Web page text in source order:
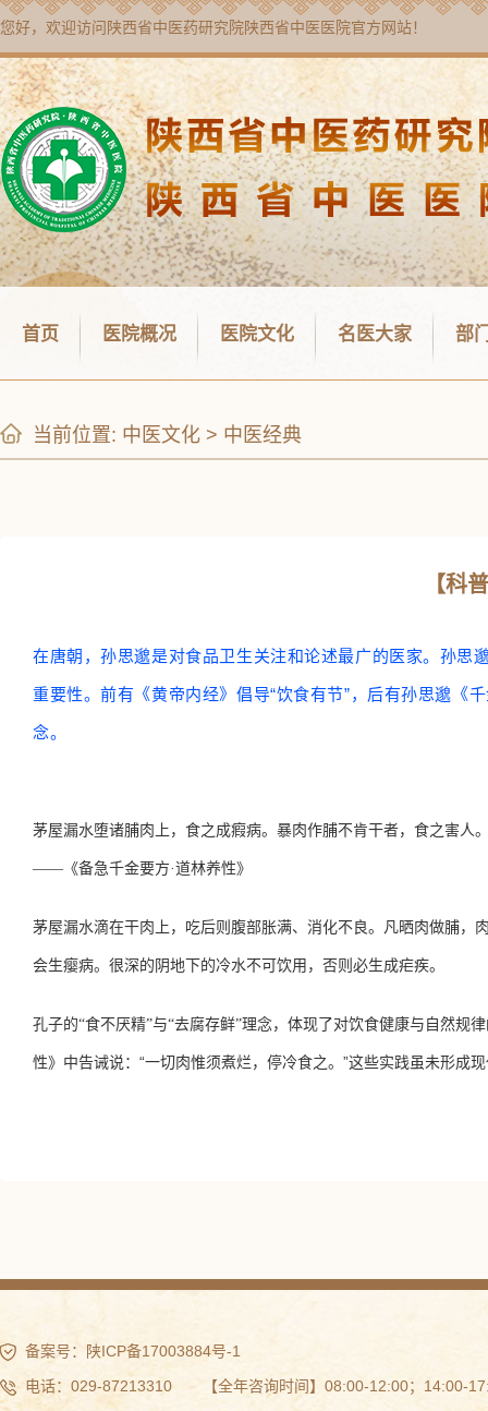
您好，欢迎访问 陕西省中医药研究院陕西省中医医院官方网站！
首页 医院概况 医院文化 名医大家 部
当前位置: 中医文化 > 中医经典
【科
在唐朝，孙思邈是对食品卫生关注和论述最广的医家。孙思
重要性。前有《黄帝内经》倡导“饮食有节”，后有孙思邈《
念。
茅屋漏水堕诸脯肉上，食之成瘕病。暴肉作脯不肯干者，食之害
——《备急千金要方·道林养性》
茅屋漏水滴在干肉上，吃后则腹部胀满、消化不良。凡晒肉做脯
会生瘿病。很深的阴地下的冷水不可饮用，否则必生成疟疾。
孔子的“食不厌精”与“去腐存鲜”理念， 体现了对饮食健康与自然规
性》中告诫说： “一切肉惟须煮烂，停冷食之。 ”这些实践虽未形成
备案号：
陕ICP备17003884号-1
电话：029-87213310 【全年咨询时间】08:00-12:00；14:00-